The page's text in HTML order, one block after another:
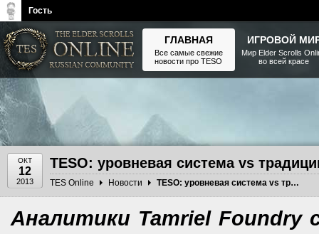
ОКТ
12
2013
TESO: уровневая система vs
TES Online Новости TESO: уровневая система vs традиции серии
Аналитики Tamriel Foundry
The Elder Scrolls, Fallout,
Bethesda Softworks - статьи,
новости, дополнения
ГЛАВНАЯ
Все самые свежие
новости про TESO
ИГРОВОЙ
Мир Elder Scrolls
во всей красе
Гость